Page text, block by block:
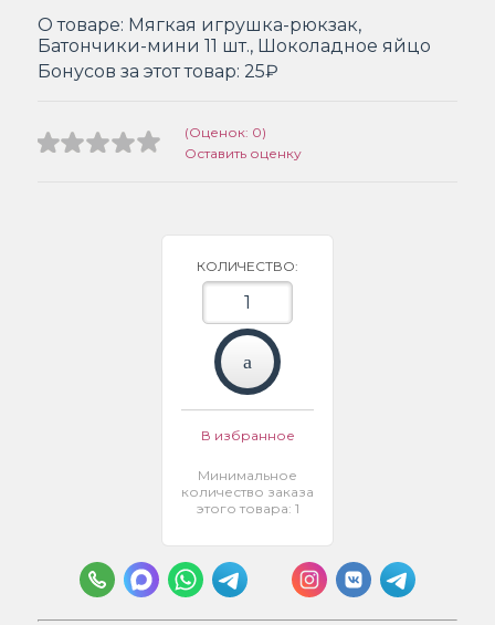
О товаре: Мягкая игрушка-рюкзак,
Батончики-мини 11 шт., Шоколадное яйцо
Бонусов за этот товар: 25₽
(Оценок: 0)
Оставить оценку
КОЛИЧЕСТВО:
В избранное
Минимальное
количество заказа
этого товара: 1